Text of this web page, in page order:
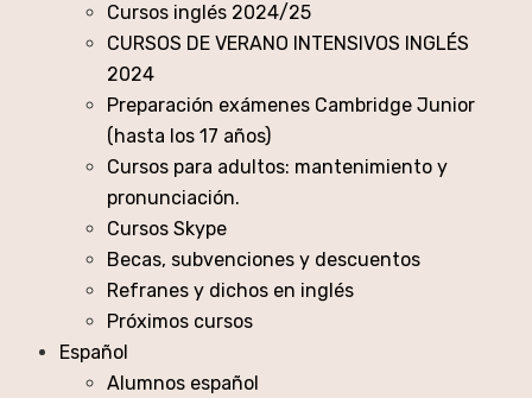
Cursos inglés 2024/25
CURSOS DE VERANO INTENSIVOS INGLÉS
2024
Preparación exámenes Cambridge Junior
(hasta los 17 años)
Cursos para adultos: mantenimiento y
pronunciación.
Cursos Skype
Becas, subvenciones y descuentos
Refranes y dichos en inglés
Próximos cursos
Español
Alumnos español